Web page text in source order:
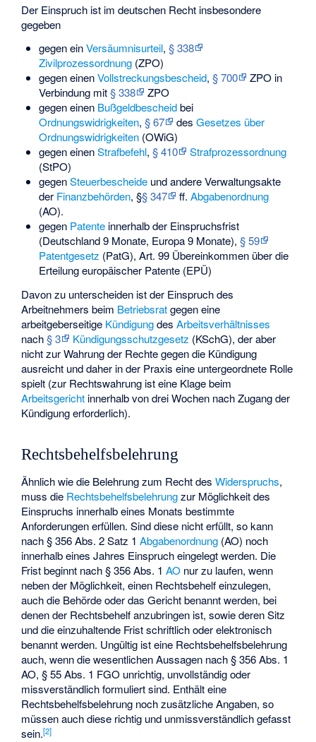
Der Einspruch ist im deutschen Recht insbesondere
gegeben
gegen einVersäumnisurteil, § 338
Zivilprozessordnung(ZPO)
gegen einenVollstreckungsbescheid, § 700
ZPO in
Verbindung mit§ 338
ZPO
gegen einen Bußgeldbescheidbei
Ordnungswidrigkeiten, § 67 des Gesetzes über
Ordnungswidrigkeiten(OWiG)
gegen einenStrafbefehl, § 410
Strafprozessordnung
(StPO)
gegenSteuerbescheideund andere Verwaltungsakte
der Finanzbehörden, §§ 347 ff. Abgabenordnung
(AO).
gegen Patenteinnerhalb der Einspruchsfrist
(Deutschland 9 Monate, Europa 9 Monate), § 59
Patentgesetz (PatG), Art. 99 Übereinkommen über die
Erteilung europäischer Patente(EPÜ)
Davon zu unterscheiden ist der Einspruch des
Arbeitnehmers beim Betriebsratgegen eine
arbeitgeberseitige KündigungdesArbeitsverhältnisses
nach§ 3 Kündigungsschutzgesetz (KSchG), der aber
nicht zur Wahrung der Rechte gegen die Kündigung
ausreicht und daher in der Praxis eine untergeordnete Rolle
spielt (zur Rechtswahrung ist eine Klage beim
Arbeitsgericht innerhalb von drei Wochen nach Zugang der
Kündigung erforderlich).
Rechtsbehelfsbelehrung
Ähnlich wie die Belehrung zum Recht desWiderspruchs,
muss die Rechtsbehelfsbelehrungzur Möglichkeit des
Einspruchs innerhalb eines Monats bestimmte
Anforderungen erfüllen. Sind diese nicht erfüllt, so kann
nach § 356 Abs. 2 Satz 1Abgabenordnung (AO) noch
innerhalb eines Jahres Einspruch eingelegt werden. Die
Frist beginnt nach § 356 Abs. 1AO nur zu laufen, wenn
neben der Möglichkeit, einen Rechtsbehelf einzulegen,
auch die Behörde oder das Gericht benannt werden, bei
denen der Rechtsbehelf anzubringen ist, sowie deren Sitz
und die einzuhaltende Frist schriftlich oder elektronisch
benannt werden. Ungültig ist eine Rechtsbehelfsbelehrung
auch, wenn die wesentlichen Aussagen nach § 356 Abs. 1
AO, § 55 Abs. 1 FGO unrichtig, unvollständig oder
missverständlich formuliert sind. Enthält eine
Rechtsbehelfsbelehrung noch zusätzliche Angaben, so
müssen auch diese richtig und unmissverständlich gefasst
sein.[2]